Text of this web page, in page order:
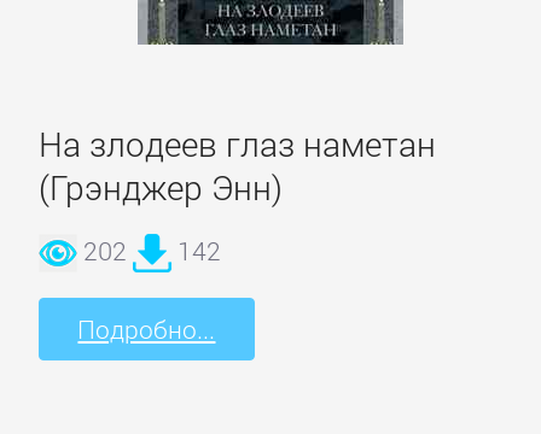
На злодеев глаз наметан
(Грэнджер Энн)
202 142
Подробно...
Зарубежное
Зарубежные
детективы
Зарубежные
любовные
романы